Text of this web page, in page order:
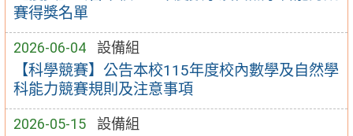
賽得獎名單
2026-06-04 設備組
【科學競賽】公告本校115年度校內數學及自然學
科能力競賽規則及注意事項
2026-05-15 設備組